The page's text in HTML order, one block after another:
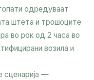
одредуваат
штета и трошоците
во рок од 2 часа во
возила и
сценарија —